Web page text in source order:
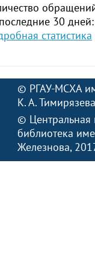
30
статистика
© РГАУ-МСХА
К. А. Тимирязева
© Центральная
библиотека
Железнова,